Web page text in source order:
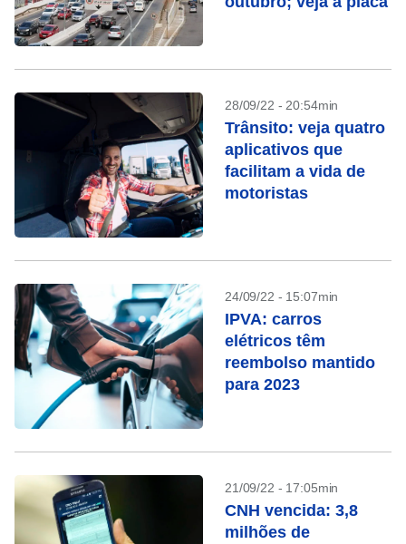
28/09/22 - 20:54min
Trânsito: veja quatro
aplicativos que
facilitam a vida de
motoristas
24/09/22 - 15:07min
IPVA: carros
elétricos têm
reembolso mantido
para 2023
21/09/22 - 17:05min
CNH vencida: 3,8
milhões de